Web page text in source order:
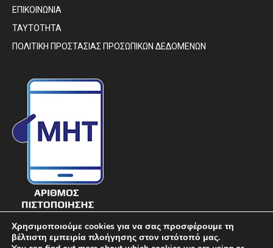
ΕΠΙΚΟΙΝΩΝΙΑ
ΤΑΥΤΟΤΗΤΑ
ΠΟΛΙΤΙΚΗ ΠΡΟΣΤΑΣΙΑΣ ΠΡΟΣΩΠΙΚΩΝ ΔΕΔΟΜΕΝΩΝ
Χρησιμοποιούμε cookies για να σας προσφέρουμε τη
βέλτιστη εμπειρία πλοήγησης στον ιστότοπό μας.